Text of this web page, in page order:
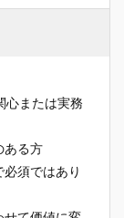
心または実務
ある方
須ではあり